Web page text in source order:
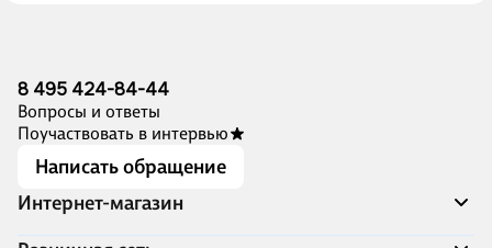
8 495 424-84-44
Вопросы и ответы
Поучаствовать в интервью
Написать обращение
Интернет-магазин